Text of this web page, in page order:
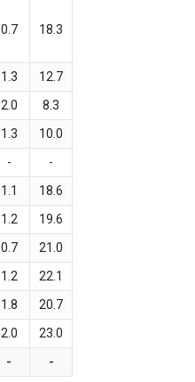
0.7 18.3
1.3
12.7
2.0
8.3
1.3
10.0
-
-
1.1
18.6
1.2
19.6
0.7
21.0
1.2
22.1
1.8
20.7
2.0
23.0
- -